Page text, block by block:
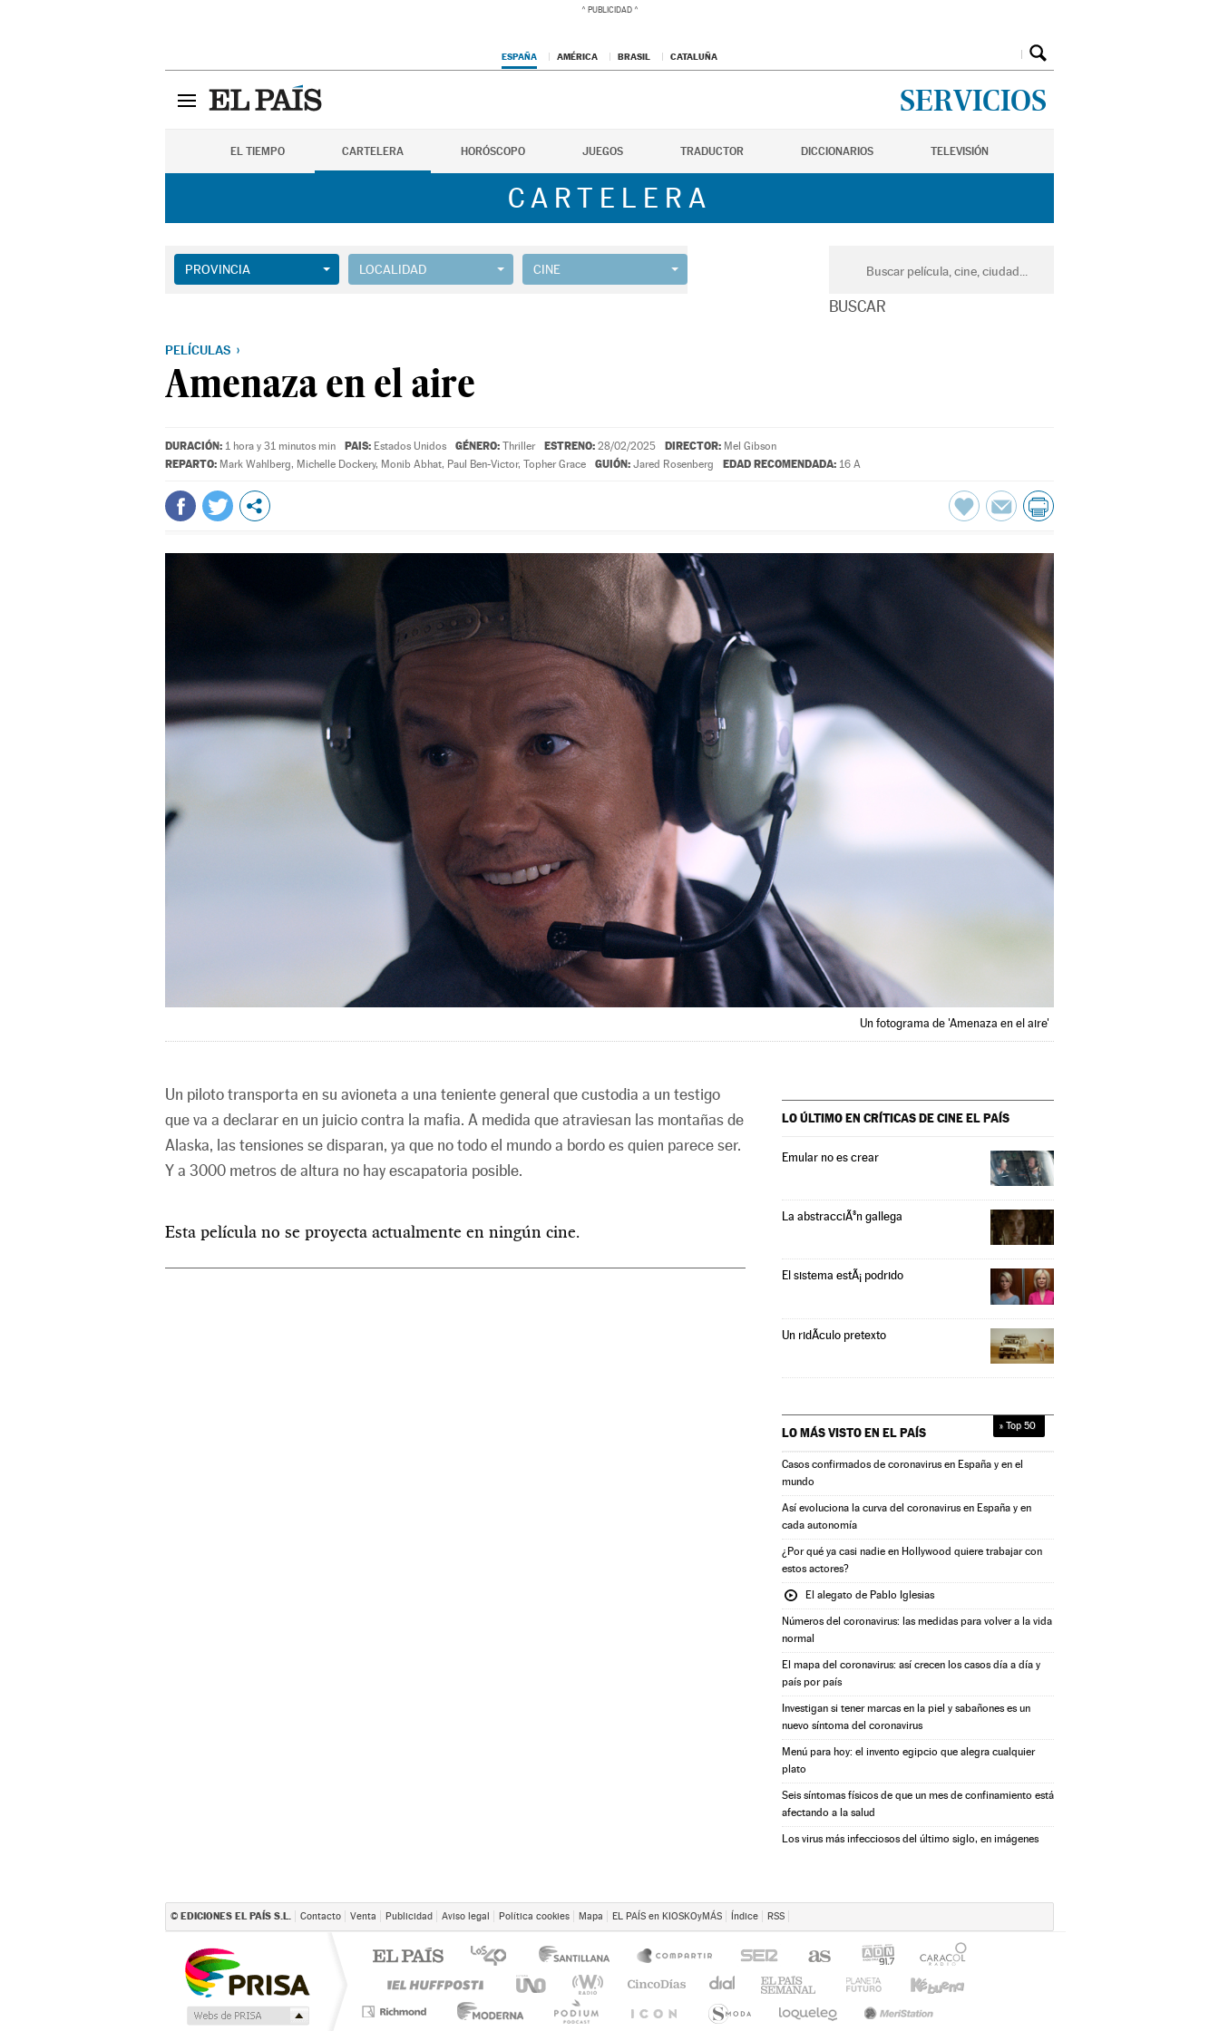
ESPAÑA AMÉRICA BRASIL CATALUÑA
SERVICIOS
EL TIEMPO CARTELERA HORÓSCOPO JUEGOS TRADUCTOR DICCIONARIOS TELEVISIÓN
CARTELERA
PROVINCIA LOCALIDAD CINE
PELÍCULAS
Amenaza en el aire
DURACIÓN: 1 hora y 31 minutos min PAIS: Estados Unidos GÉNERO: Thriller ESTRENO: 28/02/2025 DIRECTOR: Mel Gibson
REPARTO: Mark Wahlberg, Michelle Dockery, Monib Abhat, Paul Ben-Victor, Topher Grace GUIÓN: Jared Rosenberg EDAD RECOMENDADA: 16 A
Un fotograma de 'Amenaza en el aire'
Un piloto transporta en su avioneta a una teniente general que custodia a un testigo
que va a declarar en un juicio contra la mafia. A medida que atraviesan las montañas de
Alaska, las tensiones se disparan, ya que no todo el mundo a bordo es quien parece ser.
Y a 3000 metros de altura no hay escapatoria posible.
Esta película no se proyecta actualmente en ningún cine.
LO ÚLTIMO EN CRÍTICAS DE CINEEL PAÍS
Emular no es crear
La abstracciÃ³n gallega
El sistema estÃ¡ podrido
Un ridÃ­culo pretexto
LO MÁS VISTO EN EL PAÍS » Top 50
Casos confirmados de coronavirus en España y en el
mundo
Así evoluciona la curva del coronavirus en España y en
cada autonomía
¿Por qué ya casi nadie en Hollywood quiere trabajar con
estos actores?
El alegato de Pablo Iglesias
Números del coronavirus: las medidas para volver a la vida
normal
El mapa del coronavirus: así crecen los casos día a día y
país por país
Investigan si tener marcas en la piel y sabañones es un
nuevo síntoma del coronavirus
Menú para hoy: el invento egipcio que alegra cualquier
plato
Seis síntomas físicos de que un mes de confinamiento está
afectando a la salud
Los virus más infecciosos del último siglo, en imágenes
© EDICIONES EL PAÍS S.L. Contacto Venta Publicidad Aviso legal Política cookies Mapa EL PAÍS en KIOSKOyMÁS Índice RSS